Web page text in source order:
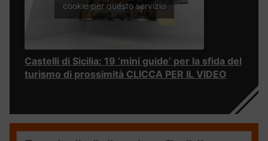
cookie per questo servizio
Castelli di Sicilia: 19 ‘mini guide’ per la sfida del
turismo di prossimità CLICCA PER IL VIDEO